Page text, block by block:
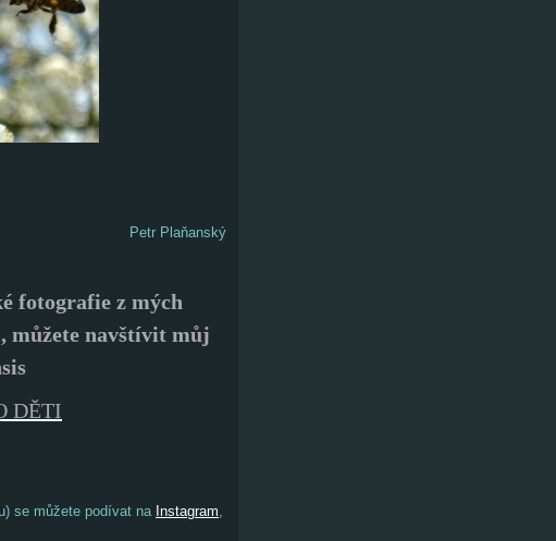
Petr Plaňanský
fotografie z mých
můžete navštívit můj
DĚTI
se můžete podívat na Instagram,